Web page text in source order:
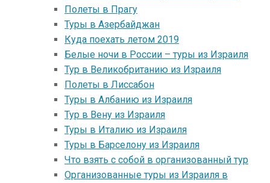
Полеты в Прагу
Туры в Азербайджан
Куда поехать летом 2019
Белые ночи в России – туры из Израиля
Тур в Великобританию из Израиля
Полеты в Лиссабон
Туры в Албанию из Израиля
Тур в Вену из Израиля
Туры в Италию из Израиля
Туры в Барселону из Израиля
Что взять с собой в организованный тур
Организованные туры из Израиля в